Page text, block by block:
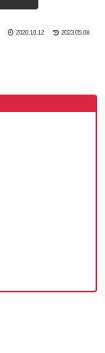
2020.10.12 2023.05.08